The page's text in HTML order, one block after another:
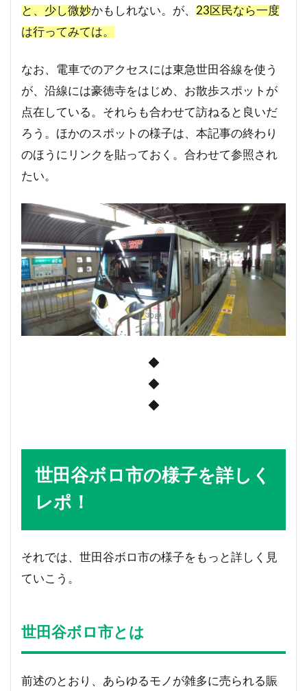
と、少し微妙かもしれない。が、 23区民なら一度
は行ってみては。
なお、電車でのアクセスには東急世田谷線を使う
が、沿線には豪徳寺をはじめ、お散歩スポットが
点在している。それらも合わせて訪ねると良いだ
ろう。ほかのスポットの様子は、本記事の終わり
のほうにリンクを貼っておく。合わせて参照され
たい。
◆
◆
◆
世田谷ボロ市の様子を詳しく
レポ！
それでは、世田谷ボロ市の様子をもっと詳しく見
ていこう。
世田谷ボロ市とは
前述のとおり、あらゆるモノが雑多に売られる賑